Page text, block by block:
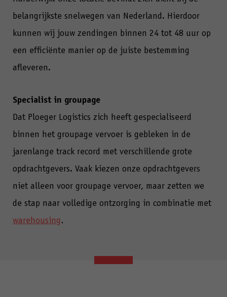
belangrijkste snelwegen van Nederland. Hierdoor
kunnen wij jouw zendingen binnen 24 tot 48 uur op
een efficiënte manier op de juiste bestemming
afleveren.
Specialist in groupage
Dat Ploeger Logistics zich heeft gespecialiseerd
binnen het groupage vervoer is gebleken in de
jarenlange track record met verschillende grote
opdrachtgevers. Vaak kiezen onze opdrachtgevers
niet alleen voor groupage vervoer, maar zetten we
de stap naar volledige ontzorging in combinatie met
warehousing.